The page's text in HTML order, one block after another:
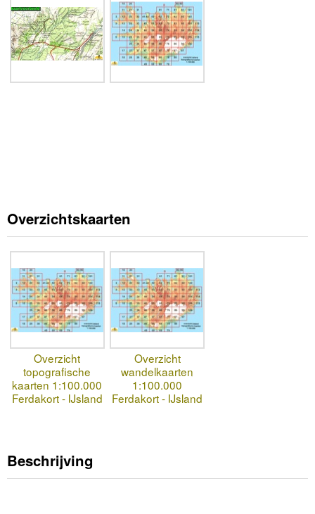
Overzichtskaarten
Overzicht
topografische
kaarten 1:100.000
Ferdakort - IJsland
Overzicht
wandelkaarten
1:100.000
Ferdakort - IJsland
Beschrijving